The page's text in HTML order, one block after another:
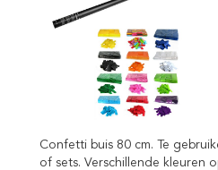
Confetti buis 80 cm. Te
of sets. Verschillende kleuren